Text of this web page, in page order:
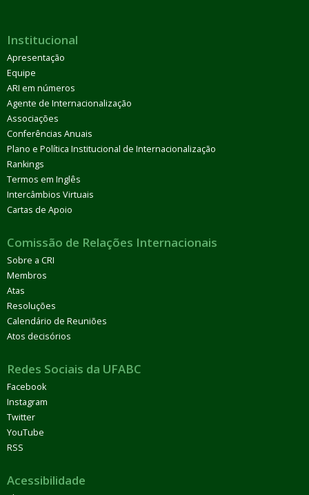
Institucional
Apresentação
Equipe
ARI em números
Agente de Internacionalização
Associações
Conferências Anuais
Plano e Política Institucional de Internacionalização
Rankings
Termos em Inglês
Intercâmbios Virtuais
Cartas de Apoio
Comissão de Relações Internacionais
Sobre a CRI
Membros
Atas
Resoluções
Calendário de Reuniões
Atos decisórios
Redes Sociais da UFABC
Facebook
Instagram
Twitter
YouTube
RSS
Acessibilidade